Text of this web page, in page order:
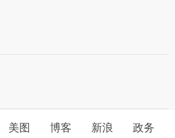
美图 博客 新浪 政务